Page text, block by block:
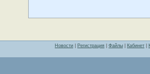
Новости Регистрация Файлы Кабинет